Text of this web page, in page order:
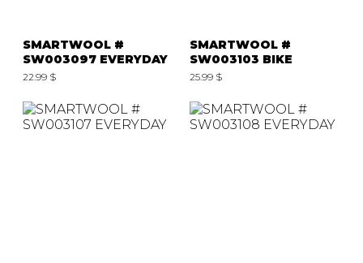
SMARTWOOL #
SW003097 EVERYDAY
22.99 $
SMARTWOOL #
SW003103 BIKE
25.99 $